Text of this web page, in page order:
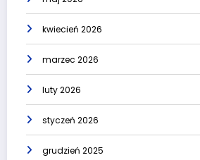
kwiecień 2026
marzec 2026
luty 2026
styczeń 2026
grudzień 2025